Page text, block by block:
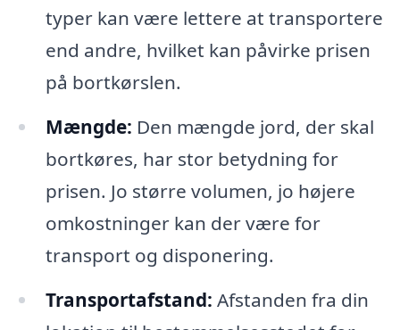
typer kan være lettere at transportere
end andre, hvilket kan påvirke prisen
på bortkørslen.
Mængde: Den mængde jord, der skal
bortkøres, har stor betydning for
prisen. Jo større volumen, jo højere
omkostninger kan der være for
transport og disponering.
Transportafstand: Afstanden fra din